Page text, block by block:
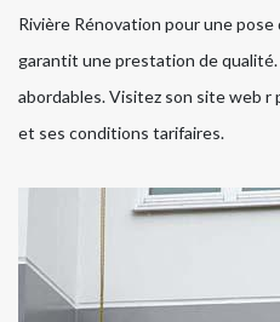
Rivière Rénovation pour une
garantit une prestation de
abordables. Visitez son site web r
et ses conditions tarifaires.